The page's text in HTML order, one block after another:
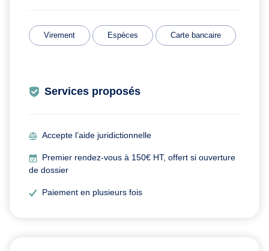
Virement Espèces Carte bancaire
Services proposés
Accepte l’aide juridictionnelle
Premier rendez-vous à 150€ HT, offert si ouverture
de dossier
Paiement en plusieurs fois